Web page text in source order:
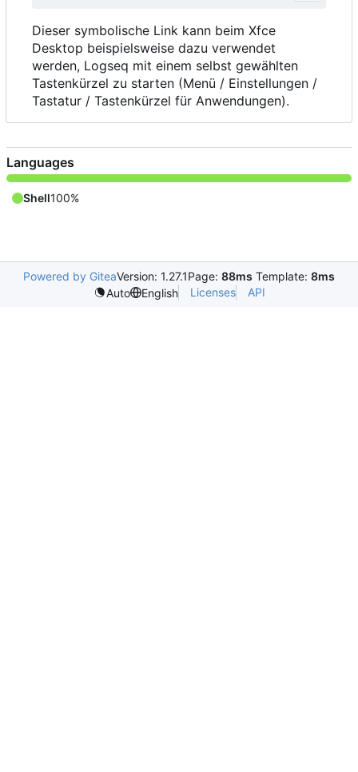
Dieser symbolische Link kann beim Xfce
Desktop beispielsweise dazu verwendet
werden, Logseq mit einem selbst gewählten
Tastenkürzel zu starten (Menü / Einstellungen /
Tastatur / Tastenkürzel für Anwendungen).
Languages
Shell100%
Powered by GiteaVersion: 1.27.1Page: 88ms Template: 8ms
Auto
English Licenses API